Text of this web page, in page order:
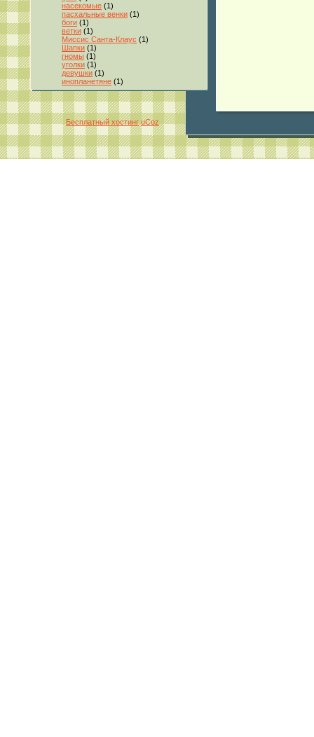
насекомые (1)
пасхальные венки (1)
боги (1)
ветки (1)
Миссис Санта-Клаус (1)
Шапки (1)
гномы (1)
уголки (1)
девушки (1)
инопланетяне (1)
Бесплатный хостинг uCoz